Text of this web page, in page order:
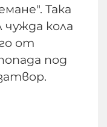
Така
чужда кола
от
под